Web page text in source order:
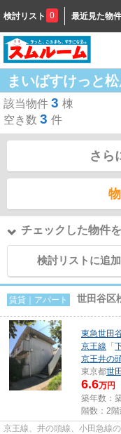
検討リスト 0 最近見た物件
まいばすけっと
該当物件 3 棟
空き数 3 件
さら
チェックした物件
検討リストに追加
賃貸｜アパート 世田谷区
東急世田
京王線 「
京王井の
東京都世
6.6万円
築年数：
階数：2階
京王線、井の頭線、小田急線